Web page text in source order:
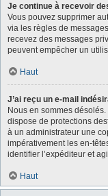
Je continue à recevoir
Vous pouvez supprimer
via les règles de
recevez des messages
peuvent empêcher un
Haut
J’ai reçu un e-mail
Nous en sommes
dispose de protections
à un administrateur une
impérativement les en-
identifier l’expéditeur et
Haut